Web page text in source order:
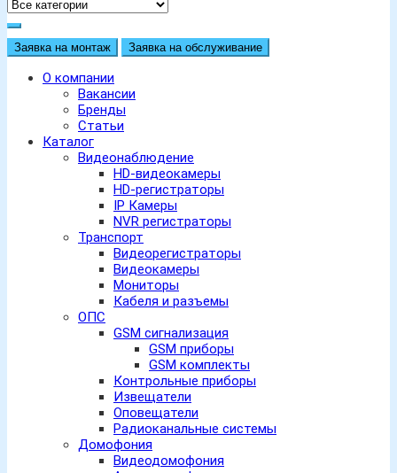
Заявка на монтаж Заявка на обслуживание
О компании
Вакансии
Бренды
Статьи
Каталог
Видеонаблюдение
HD-видеокамеры
HD-регистраторы
IP Камеры
NVR регистраторы
Транспорт
Видеорегистраторы
Видеокамеры
Мониторы
Кабеля и разъемы
ОПС
GSM сигнализация
GSM приборы
GSM комплекты
Контрольные приборы
Извещатели
Оповещатели
Радиоканальные системы
Домофония
Видеодомофония